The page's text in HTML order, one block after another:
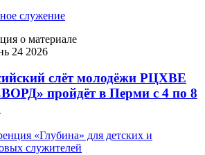
служение
о материале
24 2026
слёт молодёжи РЦХВЕ
пройдёт в Перми с 4 по 8